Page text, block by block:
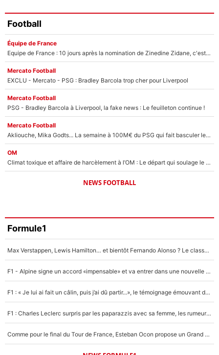
Football
Équipe de France
Equipe de France : 10 jours après la nomination de Zinedine Zidane, c'est au tour de son fils de prendre un nouveau départ !
Mercato Football
EXCLU - Mercato - PSG : Bradley Barcola trop cher pour Liverpool
Mercato Football
PSG - Bradley Barcola à Liverpool, la fake news : Le feuilleton continue !
Mercato Football
Akliouche, Mika Godts... La semaine à 100M€ du PSG qui fait basculer le mercato du PSG !
OM
Climat toxique et affaire de harcèlement à l’OM : Le départ qui soulage le vestiaire de Bruno Genesio
NEWS FOOTBALL
Formule1
Max Verstappen, Lewis Hamilton… et bientôt Fernando Alonso ? Le classement des pilotes les mieux payés en Formule 1 risque de changer !
F1 - Alpine signe un accord «impensable» et va entrer dans une nouvelle dimension : Grande nouvelle pour Pierre Gasly !
F1 : « Je lui ai fait un câlin, puis j’ai dû partir...», le témoignage émouvant de Max Verstappen sur sa fille
F1 : Charles Leclerc surpris par les paparazzis avec sa femme, les rumeurs étaient vraies !
Comme pour le final du Tour de France, Esteban Ocon propose un Grand Prix de Formule 1 à Paris : «Autour de l’Arc de Triomphe, ce serait génial» !